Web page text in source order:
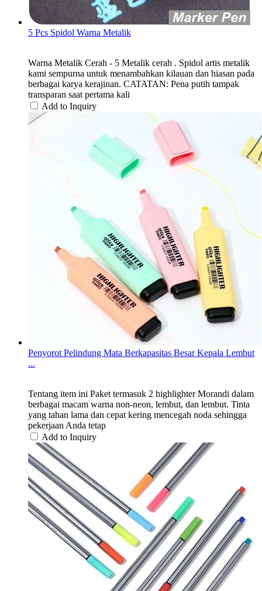
5 Pcs Spidol Warna Metalik
Warna Metalik Cerah - 5 Metalik cerah . Spidol artis metalik
kami sempurna untuk menambahkan kilauan dan hiasan pada
berbagai karya kerajinan. CATATAN: Pena putih tampak
transparan saat pertama kali
Add to Inquiry
Penyorot Pelindung Mata Berkapasitas Besar Kepala Lembut
...
Tentang item ini Paket termasuk 2 highlighter Morandi dalam
berbagai macam warna non-neon, lembut, dan lembut. Tinta
yang tahan lama dan cepat kering mencegah noda sehingga
pekerjaan Anda tetap
Add to Inquiry